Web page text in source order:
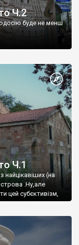
Ч.2
буде не менш
Ч.1
найцікавіших (на
.Ну,але
цей субєктивізм,